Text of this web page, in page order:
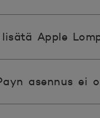
Apple
asennus ei